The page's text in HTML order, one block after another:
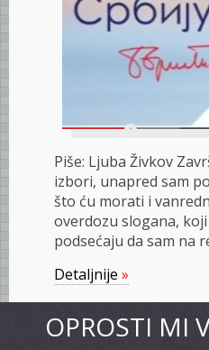
Piše: Ljuba Živkov
izbori, unapred sam
što ću morati i
overdozu slogana,
podsećaju da sam na
Detaljnije »
OPROSTI MI